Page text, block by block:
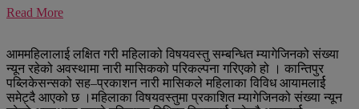
Read More
आममहिलालाई लक्षित गरी महिलाको विषयवस्तु सम्बन्धित म्यागेजिनको संख्या
न्यून रहेको अवस्थामा नारी मासिकको परिकल्पना गरिएको हो । कान्तिपुर
पब्लिकेसन्सको सह–प्रकाशन नारी मासिकले महिलाका विविध आयामलार्ई
समेट्दै आएको छ ।महिलाका विषयवस्तुमा प्रकाशित म्यागेजिनको संख्या न्यून